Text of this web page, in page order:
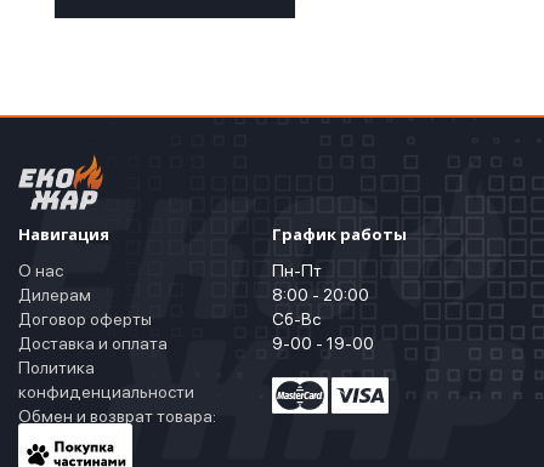
Навигация
О нас
Дилерам
Договор оферты
Доставка и оплата
Политика
конфиденциальности
Обмен и возврат товара:
График работы
Пн-Пт
8:00 - 20:00
Сб-Вс
9-00 - 19-00